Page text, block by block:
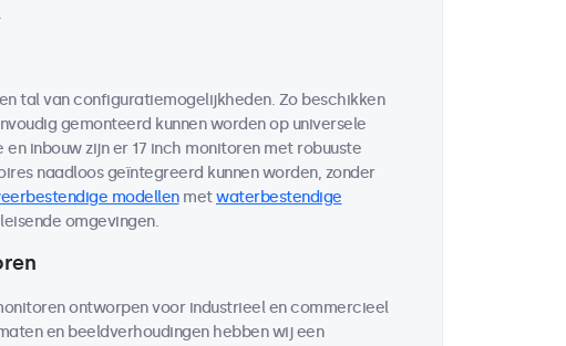
tal van configuratiemogelijkheden. Zo beschikken
gemonteerd kunnen worden op universele
inbouw zijn er 17 inch monitoren met robuuste
naadloos geïntegreerd kunnen worden, zonder
modellenmetwaterbestendige
omgevingen.
ontworpen voor industrieel en commercieel
en beeldverhoudingen hebben wij een